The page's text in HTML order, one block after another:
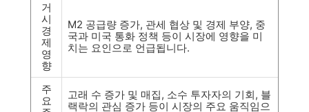
거
시
경
제
영
향
M2 공급량 증가, 관세 협상 및 경제 부양, 중
국과 미국 통화 정책 등이 시장에 영향을 미
치는 요인으로 언급됩니다.
주
요
고래 수 증가 및 매집, 소수 투자자의 기회, 블
랙락의 관심 증가 등이 시장의 주요 움직임으